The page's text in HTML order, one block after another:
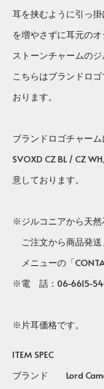
耳を挟むように引っ
を増やさずに耳元のオ
ストーンチャームの
こちらはブランドロ
おります。
ブランドロゴチャー
SVOXD CZ BL / CZ
意しております。
※ジルコニアから天然
ご注文から商品発送
メニューの「
※電 話：06-6615-
※片耳価格です。
ITEM SPEC
ブランド Lord